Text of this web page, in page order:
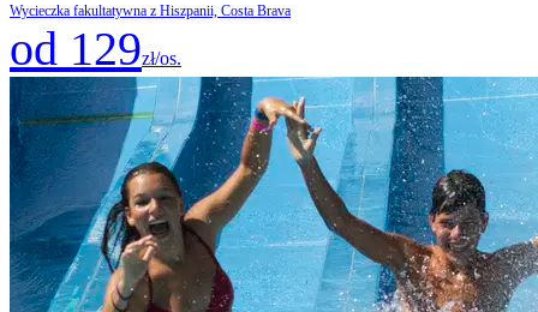
Wycieczka fakultatywna z Hiszpanii, Costa Brava
od 129zł/os.